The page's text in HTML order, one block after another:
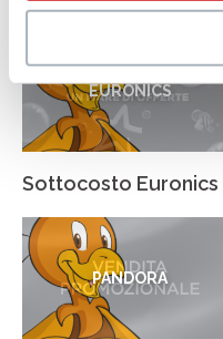
EURONICS
Sottocosto Euronics
PANDORA